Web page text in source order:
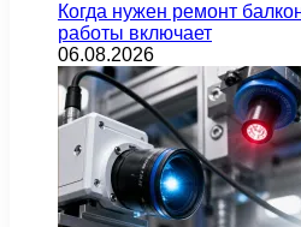
Когда нужен ремонт
работы включает
06.08.2026